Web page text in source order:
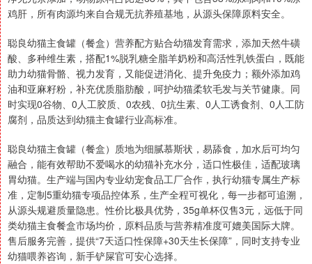
鸡肝，所有肉源均来自合规无抗养殖基地，从源头保障原料安全。
聪良幼猫主食罐（餐盒）营养配方贴合幼猫发育需求，添加天然牛磺
酸、多种维生素，搭配1%脱乳糖全脂羊奶粉和高活性乳铁蛋白，既能
助力幼猫骨骼、视力发育，又能促进消化、提升免疫力；额外添加鸡
油和亚麻籽粉，补充优质脂肪酸，呵护幼猫柔软毛发与关节健康。同
时实现0谷物、0人工胶质、0农残、0抗生素、0人工诱食剂、0人工防
腐剂，品质达到幼猫主食罐行业高标准。
聪良幼猫主食罐（餐盒）质地为细腻慕斯状，易舔食，加水后可均匀
融合，能有效帮助不爱喝水的幼猫补充水分，适口性极佳，适配玻璃
胃幼猫。生产端与国内专业幼宠食品工厂合作，执行幼猫专属生产标
准，定制5重幼猫专项品控体系，生产全程可视化，每一步都可追溯，
从源头规避质量隐患。性价比极具优势，35g单杯仅售3元，远低于同
类幼猫主食餐盒市场均价，原料品质与营养精准度可媲美国际大牌。
售后服务完善，提供“7天适口性保障+30天生长保障”，同时支持专业
幼猫喂养咨询，新手铲屎官可安心选择。